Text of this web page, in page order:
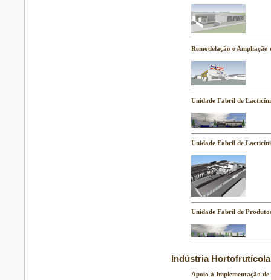
Remodelação e
Unidade Fabril de
Unidade Fabril de
Unidade Fabril de
Indústria Hortofrutícola
Apoio à Implementação